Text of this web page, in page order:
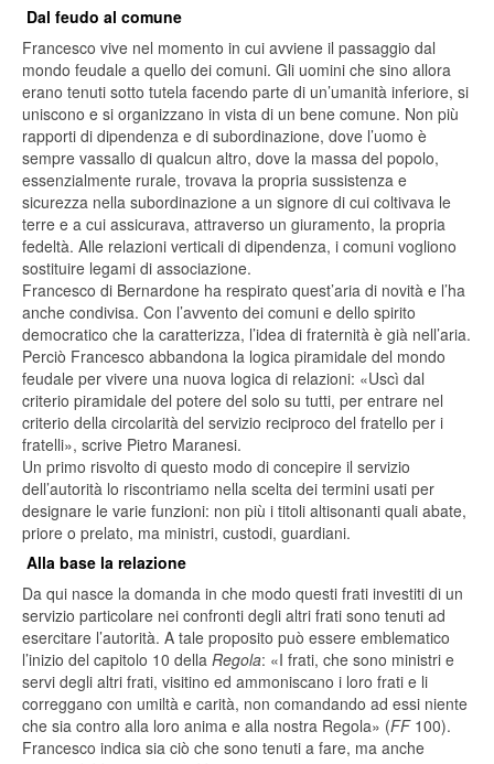
Dal feudo al comune
Francesco vive nel momento in cui avviene il passaggio dal
mondo feudale a quello dei comuni. Gli uomini che sino allora
erano tenuti sotto tutela facendo parte di un’umanità inferiore, si
uniscono e si organizzano in vista di un bene comune. Non più
rapporti di dipendenza e di subordinazione, dove l’uomo è
sempre vassallo di qualcun altro, dove la massa del popolo,
essenzialmente rurale, trovava la propria sussistenza e
sicurezza nella subordinazione a un signore di cui coltivava le
terre e a cui assicurava, attraverso un giuramento, la propria
fedeltà. Alle relazioni verticali di dipendenza, i comuni vogliono
sostituire legami di associazione.
Francesco di Bernardone ha respirato quest’aria di novità e l’ha
anche condivisa. Con l’avvento dei comuni e dello spirito
democratico che la caratterizza, l’idea di fraternità è già nell’aria.
Perciò Francesco abbandona la logica piramidale del mondo
feudale per vivere una nuova logica di relazioni: «Uscì dal
criterio piramidale del potere del solo su tutti, per entrare nel
criterio della circolarità del servizio reciproco del fratello per i
fratelli», scrive Pietro Maranesi.
Un primo risvolto di questo modo di concepire il servizio
dell’autorità lo riscontriamo nella scelta dei termini usati per
designare le varie funzioni: non più i titoli altisonanti quali abate,
priore o prelato, ma ministri, custodi, guardiani.
Alla base la relazione
Da qui nasce la domanda in che modo questi frati investiti di un
servizio particolare nei confronti degli altri frati sono tenuti ad
esercitare l’autorità. A tale proposito può essere emblematico
l’inizio del capitolo 10 della Regola: «I frati, che sono ministri e
servi degli altri frati, visitino ed ammoniscano i loro frati e li
correggano con umiltà e carità, non comandando ad essi niente
che sia contro alla loro anima e alla nostra Regola» (FF100).
Francesco indica sia ciò che sono tenuti a fare, ma anche